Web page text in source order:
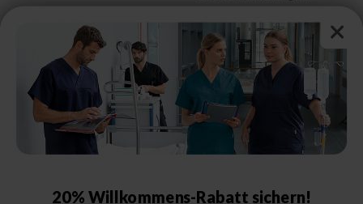
Barrierefreiheitserklärung
Größenberatung &
Pflegehinweise
Größentabelle Damen
Größentabelle Schuhe
20% Willkommens-Rabatt sichern!